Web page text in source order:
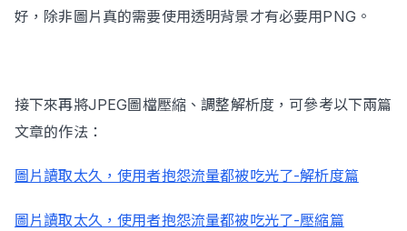
好，除非圖片真的需要使用透明背景才有必要用PNG。
接下來再將JPEG圖檔壓縮、調整解析度，可參考以下兩篇
文章的作法：
圖片讀取太久，使用者抱怨流量都被吃光了-解析度篇
圖片讀取太久，使用者抱怨流量都被吃光了-壓縮篇